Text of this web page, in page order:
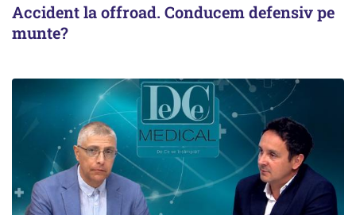
Accident la offroad. Conducem defensiv pe
munte?